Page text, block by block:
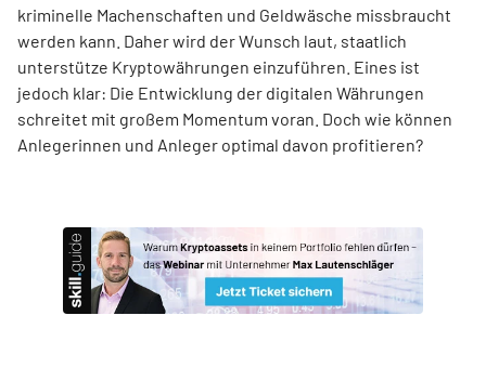
kriminelle Machenschaften und Geldwäsche missbraucht
werden kann. Daher wird der Wunsch laut, staatlich
unterstütze Kryptowährungen einzuführen. Eines ist
jedoch klar: Die Entwicklung der digitalen Währungen
schreitet mit großem Momentum voran. Doch wie können
Anlegerinnen und Anleger optimal davon profitieren?